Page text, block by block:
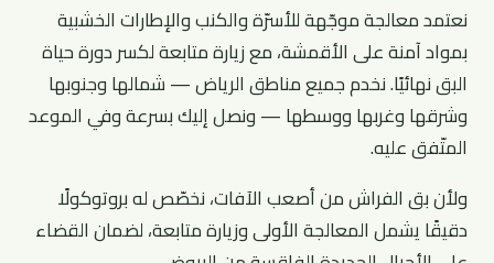
نعتمد معالجة موجّهة للأسرّة والكنب والإطارات الخشبية
بمواد آمنة على الأقمشة، مع زيارة متابعة لكسر دورة حياة
البق نهائيًا. نخدم جميع مناطق الرياض — شمالها وجنوبها
وشرقها وغربها ووسطها — ونصل إليك بسرعة وفي الموعد
المتّفق عليه.
ولأن بق الفراش من أصعب الآفات، نخصّص له بروتوكولًا
دقيقًا يشمل المعالجة الأولى وزيارة متابعة، لضمان القضاء